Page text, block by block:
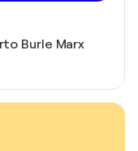
Burle Marx